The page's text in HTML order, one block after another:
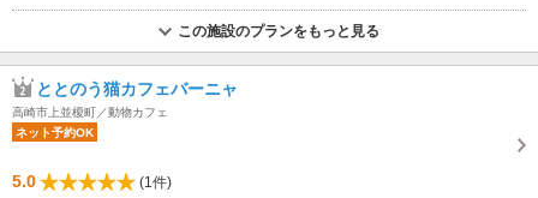
この施設のプランをもっと見る
ととのう猫カフェバーニャ
高崎市上並榎町／動物カフェ
ネット予約OK
5.0
(1件)